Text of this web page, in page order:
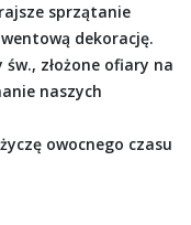
sprzątanie
dekorację.
złożone ofiary na
naszych
owocnego czasu